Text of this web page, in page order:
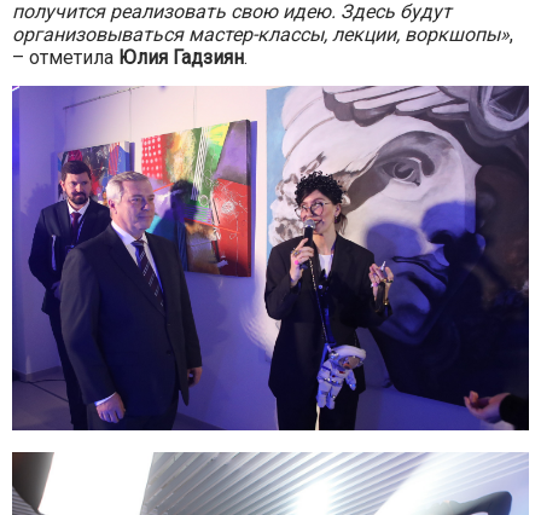
получится реализовать свою идею. Здесь будут
организовываться мастер-классы, лекции, воркшопы»,
– отметила Юлия Гадзиян.